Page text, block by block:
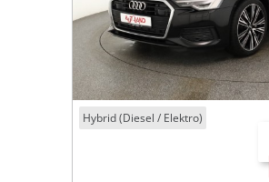
Hybrid (Diesel / Elektro)